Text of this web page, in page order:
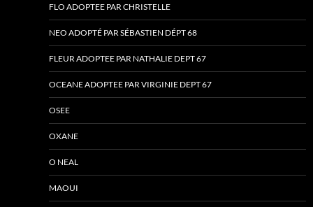
FLO ADOPTEE PAR CHRISTELLE
NEO ADOPTÉ PAR SÉBASTIEN DÉPT 68
FLEUR ADOPTEE PAR NATHALIE DEPT 67
OCEANE ADOPTEE PAR VIRGINIE DEPT 67
OSEE
OXANE
O NEAL
MAOUI